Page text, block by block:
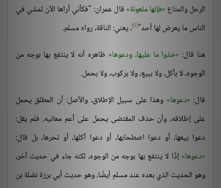
الرحل والمتاع فإنها ملعونة قال عمران: "فكأني أراها الآن تمشي في
الناس ما يعرض لها أحد"[6] ، يعني: الناقة، رواه مسلم.
هنا قال: خذوا ما عليها، ودعوها ظاهره أنه لا ينتفع بها بوجه من
الوجوه، لا بأكل، ولا ببيع، ولا بركوب، ولا بحمل.
قال: دعوها وهذا على سبيل الإطلاق، والأصل: أن المطلق يحمل
على إطلاقه، وأن حذف المقتضى يحمل على أعم معانيه، فلم يقل:
دعوا بيعها، أو دعوا اصطحابها، أو دعوا أكلها، أو نحرها، بل قال:
دعوها إذًا لا ينتفع بها بوجه من الوجوه، لكنه جاء في حديث آخر،
وهو الحديث الذي بعده عند مسلم أيضًا، وهو حديث أبي برزة نضلة بن